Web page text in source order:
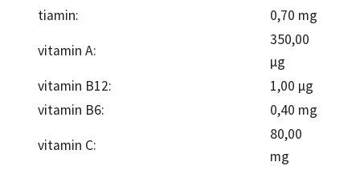
tiamin:
0,70 mg
vitamin A:
350,00
µg
vitamin B12:
1,00 µg
vitamin B6:
0,40 mg
vitamin C:
80,00
mg